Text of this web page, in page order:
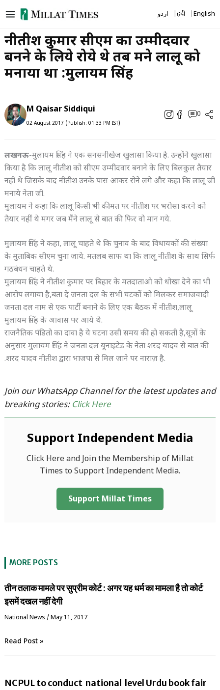
to
content
اردو हिंदी English
नीतीश कुमार सीएम का उम्मीदवार
बनने के लिये रोये थे तब मैंने लालू को
मनाया था :मुलायम सिंह
M Qaisar Siddiqui
02 August 2017 (Publish: 01:33 PM IST)
0
लखनऊ-मुलायम सिंह ने एक सनसनीखेज खुलासा किया है. उन्होंने खुलासा
किया है कि लालू नीतीश को सीएम उम्मीदवार बनाने के लिए बिलकुल तैयार
नही थे जिसके बाद नीतीश उनके पास आकर रोने लगे और कहा कि लालू जी
मनाये नेता जी.
मुलायम ने कहा कि लालू किसी भी कीमत पर नीतीश पर भरोसा करने को
तैयार नहीं थे मगर जब मैंने लालू से बात की फिर वो मान गये.
मुलायम सिंह ने कहा, लालू चाहते थे कि चुनाव के बाद विधायकों की संख्या
के मुताबिक सीएम चुना जाये. मतलब साफ था कि लालू नीतीश के साथ सिर्फ
गठबंधन चाहते थे.
मुलायम सिंह ने नीतीश कुमार पर बिहार के मतदाताओ को धोखा देने का भी
आरोप लगाया है,बता दे जनता दल के सभी घटकों को मिलकर समाजवादी
जनता दल नाम से एक पार्टी बनाने के लिए एक बैठक में नीतीश,लालू
मुलायम सिंह के आवास पर आये थे.
राजनैतिक पंडितो का दावा है ये घटना उसी समय की हो सकती है,सूत्रों के
अनुसार मुलायम सिंह ने जनता दल यूनाइटेड के नेता शरद यादव से बात की
.शरद यादव नीतीश द्वारा भाजपा से मिल जाने पर नाराज़ है.
Join our WhatsApp Channel for the latest updates and
breaking stories: Click Here
Support Independent Media
Click Here and Join the Membership of Millat
Times to Support Independent Media.
Support Millat Times
MORE POSTS
तीन तलाक मामले पर सुप्रीम कोर्ट : अगर यह धर्म का मामला है तो कोर्ट
इसमें दखल नहीं देगी
National News / May 11, 2017
Read Post »
NCPUL to conduct national level Urdu book fair